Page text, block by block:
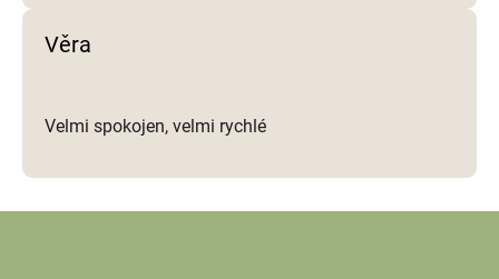
Věra
Velmi spokojen, velmi rychlé